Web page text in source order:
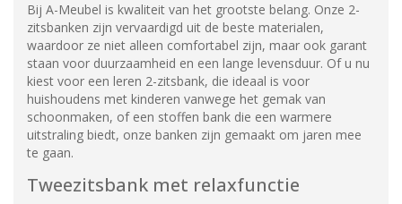
Bij A-Meubel is kwaliteit van het grootste belang. Onze 2-
zitsbanken zijn vervaardigd uit de beste materialen,
waardoor ze niet alleen comfortabel zijn, maar ook garant
staan voor duurzaamheid en een lange levensduur. Of u nu
kiest voor een leren 2-zitsbank, die ideaal is voor
huishoudens met kinderen vanwege het gemak van
schoonmaken, of een stoffen bank die een warmere
uitstraling biedt, onze banken zijn gemaakt om jaren mee
te gaan.
Tweezitsbank met relaxfunctie